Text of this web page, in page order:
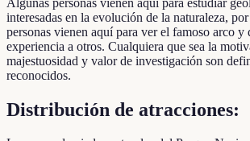
interesadas en la evolución de la naturaleza,
personas vienen aquí para ver el famoso arco y
experiencia a otros. Cualquiera que sea la
majestuosidad y valor de investigación son
reconocidos.
Distribución de atracciones: